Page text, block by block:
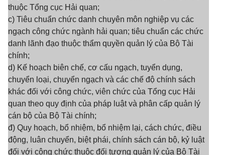
thuộc Tổng cục Hải quan;
c) Tiêu chuẩn chức danh chuyên môn nghiệp vụ các
ngạch công chức ngành hải quan; tiêu chuẩn các chức
danh lãnh đạo thuộc thẩm quyền quản lý của Bộ Tài
chính;
d) Kế hoạch biên chế, cơ cấu ngạch, tuyển dụng,
chuyển loại, chuyển ngạch và các chế độ chính sách
khác đối với công chức, viên chức của Tổng cục Hải
quan theo quy định của pháp luật và phân cấp quản lý
cán bộ của Bộ Tài chính;
đ) Quy hoạch, bổ nhiệm, bổ nhiệm lại, cách chức, điều
động, luân chuyển, biệt phái, chính sách cán bộ, kỷ luật
đối với công chức thuộc đối tượng quản lý của Bộ Tài